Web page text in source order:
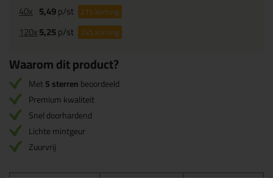
40x 5,49p/st 21%korting
120x5,25p/st 24%korting
Waarom dit product?
Met5 sterrenbeoordeeld
Premium kwaliteit
Snel doorhardend
Lichte mintgeur
Zuurvrij